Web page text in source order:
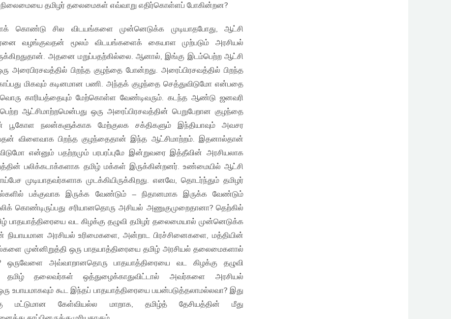
நிலைமையை தமிழர் தலைமைகள் எவ்வாறு எதிர்கொள்ளப் போகின்றன?
கொண்டு சில விடயங்களை முன்னெடுக்க முடியாதபோது, ஆட்சி
வழங்குவதன் மூலம் விடயங்களைக் கையாள முற்படும் அரசியல்
அதனை மறுப்பதற்கில்லை. ஆனால், இங்கு இடம்பெற்ற ஆட்சி
அரைபிரசவத்தில் பிறந்த குழந்தை போன்றது. அரைப்பிரசவத்தில் பிறந்த
மிகவும் கடினமான பணி. அந்தக் குழந்தை செத்துவிடுமோ என்பதை
காரியத்தையும் மேற்கொள்ள வேண்டிவரும். கடந்த ஆண்டு ஜனவரி
ஆட்சிமாற்றமென்பது ஒரு அரைப்பிரசவத்தின் பெறுபேறான குழந்தை
நலன்களுக்காக மேற்குலக சக்திகளும் இந்தியாவும் அவசர
விளைவாக பிறந்த குழந்தைதான் இந்த ஆட்சிமாற்றம். இதனால்தான்
என்னும் பதற்றமும் பரபரப்புமே இன்றுவரை இத்தீவின் அரசியலாக
பலிக்கடாக்களாக தமிழ் மக்கள் இருக்கின்றனர். உண்மையில் ஆட்சி
முடியாதவர்களாக முடக்கியிருக்கிறது. எனவே, தொடர்ந்தும் தமிழர்
பக்குவாக இருக்க வேண்டும் – நிதானமாக இருக்க வேண்டும்
கொண்டிருப்பது சரியானதொரு அசியல் அணுகுமுறைதானா? தெற்கில்
பாதயாத்திரையை வட கிழக்கு தழுவி தமிழர் தலைமையால் முன்னெடுக்க
நியாயமான அரசியல் உரிமைகளை, அன்றாட பிரச்சினைகளை, மத்தியின்
முன்னிறுத்தி ஒரு பாதயாத்திரையை தமிழ் அரசியல் தலைமைகளால்
ஒருவேளை அவ்வாறானதொரு பாதயாத்திரையை வட கிழக்கு தழுவி
தமிழ் தலைவர்கள் ஒத்துழைக்காதுவிட்டால் அவர்களை அரசியல்
உபாயமாகவும் கூட இந்தப் பாதயாத்திரையை பயன்படுத்தலாமல்லவா? இது
மட்டுமான கேள்வியல்ல மாறாக, தமிழ்த் தேசியத்தின் மீது